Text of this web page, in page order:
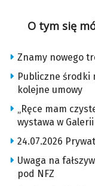
O tym się
Znamy nowego
Publiczne środki
kolejne umowy
„Ręce mam
wystawa w
24.07.2026
Uwaga na
pod NFZ